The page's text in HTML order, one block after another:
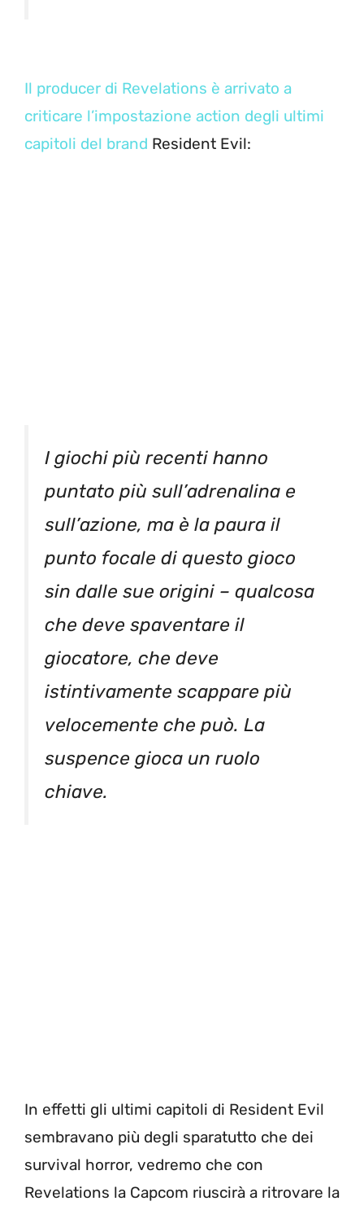
Il producer di Revelations è arrivato a
criticare l’impostazione action degli ultimi
capitoli del brand Resident Evil:
I giochi più recenti hanno
puntato più sull’adrenalina e
sull’azione, ma è la paura il
punto focale di questo gioco
sin dalle sue origini – qualcosa
che deve spaventare il
giocatore, che deve
istintivamente scappare più
velocemente che può. La
suspence gioca un ruolo
chiave.
In effetti gli ultimi capitoli di Resident Evil
sembravano più degli sparatutto che dei
survival horror, vedremo che con
Revelations la Capcom riuscirà a ritrovare la